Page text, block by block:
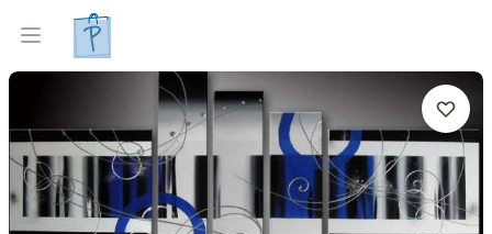
Open menu
Tapyti paveikslai